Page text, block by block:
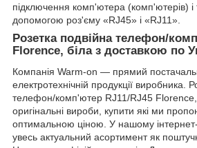
підключення комп'ютера (комп'ютерів)
допомогою роз'єму «RJ45» і «RJ11».
Розетка подвійна телефон/
Florence, біла з доставкою по
Компанія Warm-on — прямий
електротехнічній продукції виробника.
телефон/комп'ютер RJ11/RJ45
оригінальні вироби, купити які ми
оптимальною ціною. У нашому
увесь актуальний асортимент як